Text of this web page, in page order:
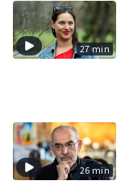
27 min
26 min